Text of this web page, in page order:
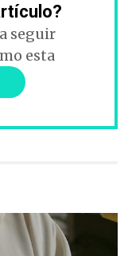
seguir
esta